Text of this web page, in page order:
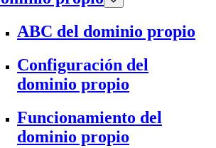
ABC del dominio propio
Configuración del
dominio propio
Funcionamiento del
dominio propio